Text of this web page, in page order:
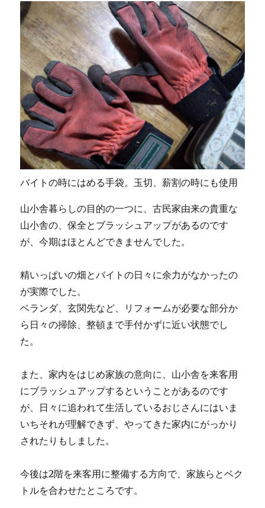
バイトの時にはめる手袋。玉切、薪割の時にも使用
山小舎暮らしの目的の一つに、古民家由来の貴重な
山小舎の、保全とブラッシュアップがあるのです
が、今期はほとんどできませんでした。
精いっぱいの畑とバイトの日々に余力がなかったの
が実際でした。
ベランダ、玄関先など、リフォームが必要な部分か
ら日々の掃除、整頓まで手付かずに近い状態でし
た。
また、家内をはじめ家族の意向に、山小舎を来客用
にブラッシュアップするということがあるのです
が、日々に追われて生活しているおじさんにはいま
いちそれが理解できず、やってきた家内にがっかり
されたりもしました。
今後は2階を来客用に整備する方向で、家族らとベク
トルを合わせたところです。